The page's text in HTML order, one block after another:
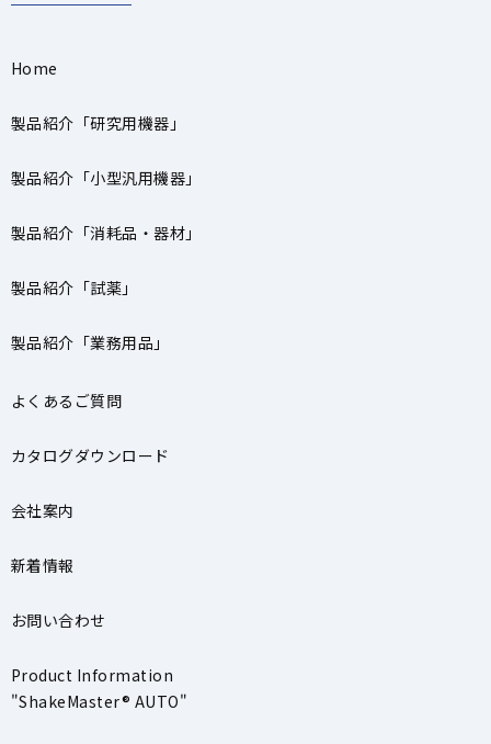
Home
製品紹介「研究用機器」
製品紹介「小型汎用機器」
製品紹介「消耗品・器材」
製品紹介「試薬」
製品紹介「業務用品」
よくあるご質問
カタログダウンロード
会社案内
新着情報
お問い合わせ
Product Information
"ShakeMaster® AUTO"